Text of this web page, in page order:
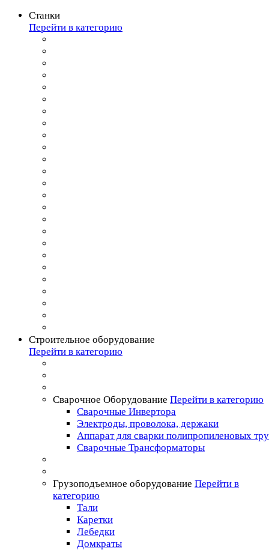
Станки
Перейти в категорию
Строительное оборудование
Перейти в категорию
Сварочное Оборудование Перейти в категорию
Сварочные Инвертора
Электроды, проволока, держаки
Аппарат для сварки полипропиленовых
Сварочные Трансформаторы
Грузоподъемное оборудование Перейти в
категорию
Тали
Каретки
Лебедки
Домкраты